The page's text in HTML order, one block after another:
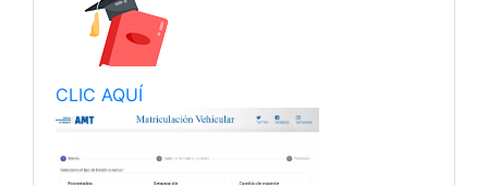
CLIC AQUÍ